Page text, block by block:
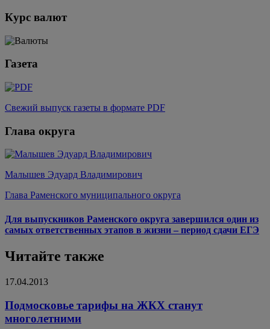
Курс валют
Газета
Свежий выпуск газеты в формате PDF
Глава округа
Малышев Эдуард Владимирович
Глава Раменского муниципального округа
Для выпускников Раменского округа завершился один из
самых ответственных этапов в жизни – период сдачи ЕГЭ
Читайте также
17.04.2013
Подмосковье тарифы на ЖКХ станут
многолетними